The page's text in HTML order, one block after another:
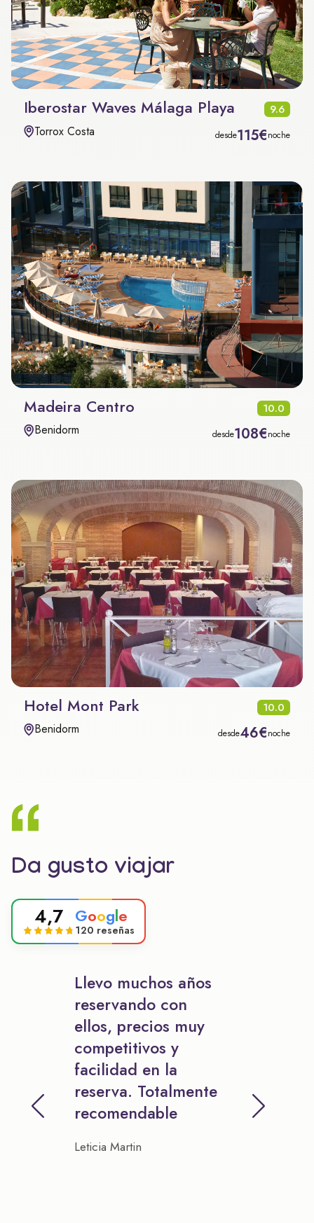
Iberostar Waves Málaga Playa 9.6
Torrox Costa desde115€noche
Madeira Centro 10.0
Benidorm desde108€noche
Hotel Mont Park 10.0
Benidorm desde46€noche
Da gusto viajar
4,7 Google
120 reseñas
Llevo muchos años
reservando con
ellos, precios muy
competitivos y
facilidad en la
reserva. Totalmente
recomendable
Leticia Martin